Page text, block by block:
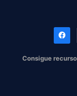
Consigue